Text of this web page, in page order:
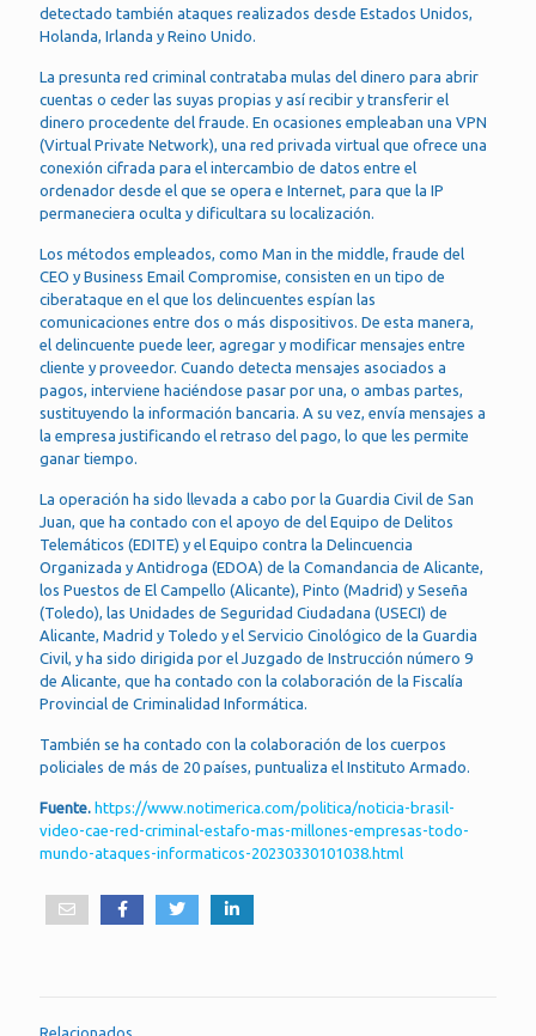
detectado también ataques realizados desde Estados Unidos,
Holanda, Irlanda y Reino Unido.
La presunta red criminal contrataba mulas del dinero para abrir
cuentas o ceder las suyas propias y así recibir y transferir el
dinero procedente del fraude. En ocasiones empleaban una VPN
(Virtual Private Network), una red privada virtual que ofrece una
conexión cifrada para el intercambio de datos entre el
ordenador desde el que se opera e Internet, para que la IP
permaneciera oculta y dificultara su localización.
Los métodos empleados, como Man in the middle, fraude del
CEO y Business Email Compromise, consisten en un tipo de
ciberataque en el que los delincuentes espían las
comunicaciones entre dos o más dispositivos. De esta manera,
el delincuente puede leer, agregar y modificar mensajes entre
cliente y proveedor. Cuando detecta mensajes asociados a
pagos, interviene haciéndose pasar por una, o ambas partes,
sustituyendo la información bancaria. A su vez, envía mensajes a
la empresa justificando el retraso del pago, lo que les permite
ganar tiempo.
La operación ha sido llevada a cabo por la Guardia Civil de San
Juan, que ha contado con el apoyo de del Equipo de Delitos
Telemáticos (EDITE) y el Equipo contra la Delincuencia
Organizada y Antidroga (EDOA) de la Comandancia de Alicante,
los Puestos de El Campello (Alicante), Pinto (Madrid) y Seseña
(Toledo), las Unidades de Seguridad Ciudadana (USECI) de
Alicante, Madrid y Toledo y el Servicio Cinológico de la Guardia
Civil, y ha sido dirigida por el Juzgado de Instrucción número 9
de Alicante, que ha contado con la colaboración de la Fiscalía
Provincial de Criminalidad Informática.
También se ha contado con la colaboración de los cuerpos
policiales de más de 20 países, puntualiza el Instituto Armado.
Fuente. https://www.notimerica.com/politica/noticia-brasil-
video-cae-red-criminal-estafo-mas-millones-empresas-todo-
mundo-ataques-informaticos-20230330101038.html
Relacionados